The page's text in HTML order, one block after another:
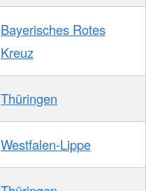
Bayerisches Rotes
Kreuz
Thüringen
Westfalen-Lippe